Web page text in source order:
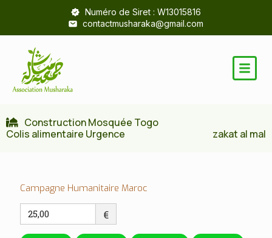
Numéro de Siret : W13015816
contactmusharaka@gmail.com
Construction Mosquée Togo
Colis alimentaire Urgence
zakat al mal
Campagne Humanitaire Maroc
€